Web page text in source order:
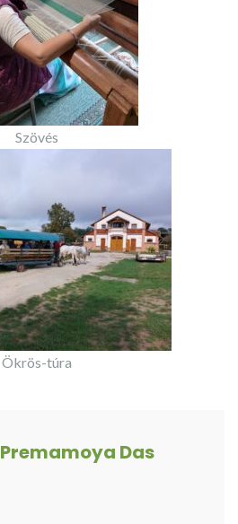
Szövés
Ökrös-túra
Premamoya Das